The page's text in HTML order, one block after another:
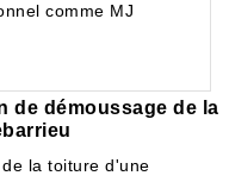
comme MJ
de démoussage de la
la toiture d'une